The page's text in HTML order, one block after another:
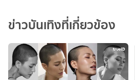
ข่าวบันเทิงที่เกี่ยวข้อง